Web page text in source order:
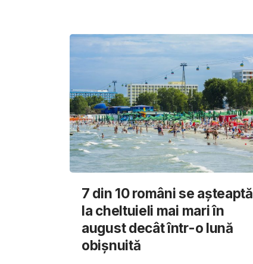
7 din 10 români se așteaptă
la cheltuieli mai mari în
august decât într-o lună
obișnuită